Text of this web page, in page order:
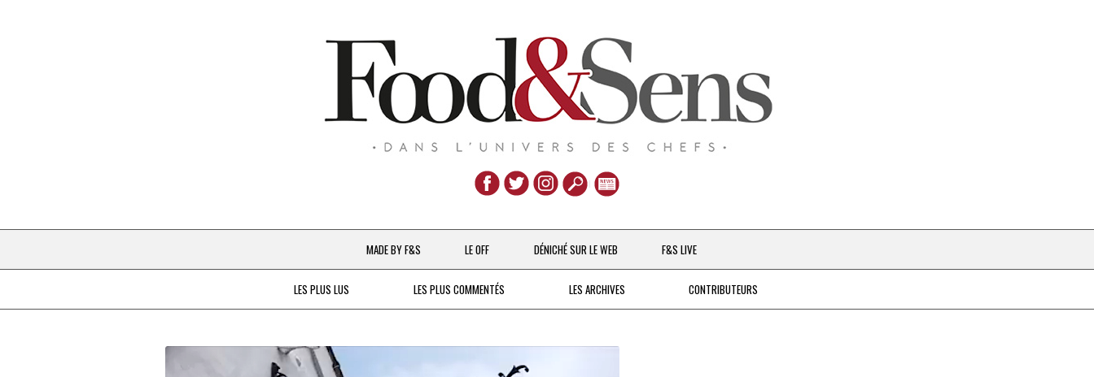
Aller
au
contenu
MADE BY F&S
CHEFS & ACTUALITÉS
À LA PETITE CUILLÈRE
LE OFF DÉNICHÉ SUR LE WEB F&S LIVE
LES PLUS LUS LES PLUS COMMENTÉS LES ARCHIVES CONTRIBUTEURS